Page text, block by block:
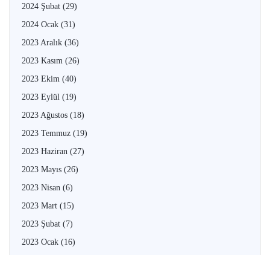
2024 Şubat (29)
2024 Ocak (31)
2023 Aralık (36)
2023 Kasım (26)
2023 Ekim (40)
2023 Eylül (19)
2023 Ağustos (18)
2023 Temmuz (19)
2023 Haziran (27)
2023 Mayıs (26)
2023 Nisan (6)
2023 Mart (15)
2023 Şubat (7)
2023 Ocak (16)